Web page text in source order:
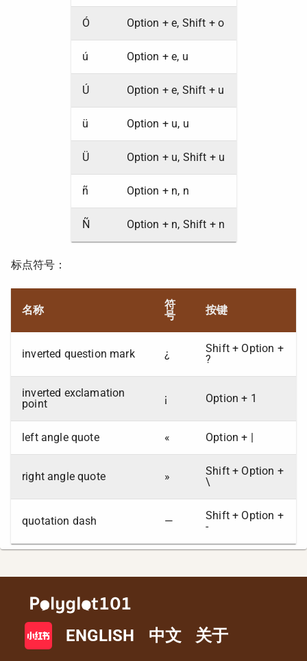
Ó Option + e, Shift + o
ú Option + e, u
Ú Option + e, Shift + u
ü Option + u, u
Ü Option + u, Shift + u
ñ Option + n, n
Ñ Option + n, Shift + n
标点符号：
名称
符
号
按键
inverted question mark ¿
Shift + Option +
?
inverted exclamation
point
¡ Option + 1
left angle quote « Option + |
right angle quote »
Shift + Option +
\
quotation dash —
Shift + Option +
-
ENGLISH 中文 关于